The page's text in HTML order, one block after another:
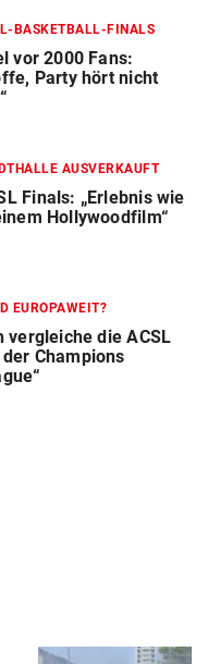
BASKETBALL-FINALS
vor 2000 Fans:
Party hört nicht
AUSVERKAUFT
Finals: „Erlebnis wie
Hollywoodfilm“
EUROPAWEIT?
vergleiche die ACSL
Champions